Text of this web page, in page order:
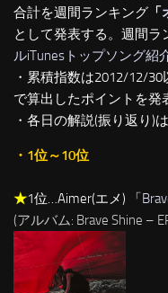
合計を週間ランキング 「
として発表する。週間
ルiTunesトップソング紹
・累積指数は2012/12/
で算出したポイントを発
・各日の解説(振り返り)
・1位～10位
★1位…Aimer(エメ) 「
(アルバム: Brave Shine –